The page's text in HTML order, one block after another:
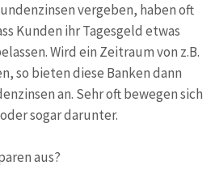
vergeben, haben oft
Kunden ihr Tagesgeld etwas
Wird ein Zeitraum von z.B.
so bieten diese Banken dann
an. Sehr oft bewegen sich
sogar darunter.
aus?